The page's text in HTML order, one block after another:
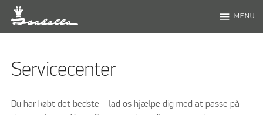
menu MENU
Servicecenter
Du har købt det bedste – lad os hjælpe dig med at passe på